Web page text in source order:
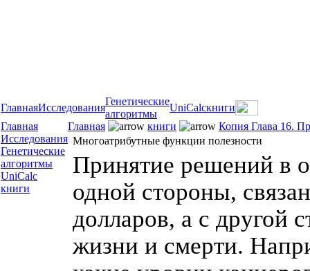
ГлавнаяИсследования
Генетические
алгоритмы
UniCalcкниги
Главная
Исследования
Генетические
алгоритмы
UniCalc
книги
Главная книги
Копия Глава 16.
Многоатрибутные функции полезности
Принятие решений в
одной стороны,
долларов, а с другой
жизни и смерти.